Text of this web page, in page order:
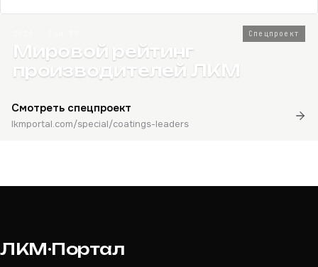
Спецпроект
Мировой рейтинг
производителей ЛКМ
Смотреть спецпроект
lkmportal.com/special/coatings-leaders
ЛКМ·Портал